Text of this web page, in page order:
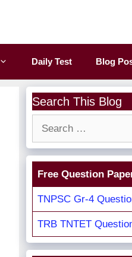
Daily Test Blog
Search This Blog
Free Question
TNPSC Gr-4
TRB TNTET